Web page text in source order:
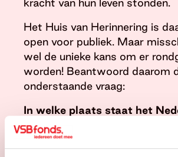
kracht van hun leven stonden.
Het Huis van Herinnering is
open voor publiek. Maar
wel de unieke kans om er
worden! Beantwoord daarom
onderstaande vraag:
In welke plaats staat het
Openluchtmuseum?
Stuur je antwoord vóór 1 juni